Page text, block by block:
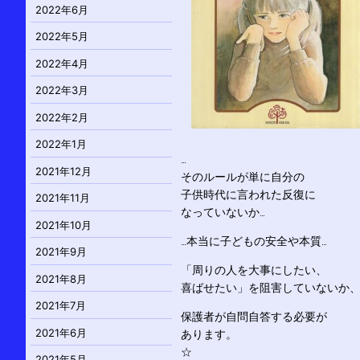
そのルールが単に自分の
子供時代に言われた反復に
なっていないか…
…本当に子どもの安全や本質…
「周りの人を大事にしたい、
喜ばせたい」を阻害していないか、
保護者が自問自答する必要が
あります。
☆
2022年6月
2022年5月
2022年4月
2022年3月
2022年2月
2022年1月
2021年12月
2021年11月
2021年10月
2021年9月
2021年8月
2021年7月
2021年6月